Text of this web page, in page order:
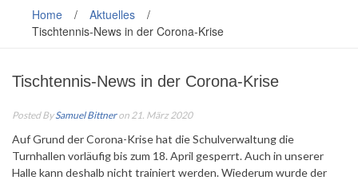
Home / Aktuelles
/
Tischtennis-News in der Corona-Krise
Tischtennis-News in der Corona-Krise
Posted BySamuel Bittneron 21. März 2020
Auf Grund der Corona-Krise hat die Schulverwaltung die
Turnhallen vorläufig bis zum 18. April gesperrt. Auch in unserer
Halle kann deshalb nicht trainiert werden.Wiederum wurde der